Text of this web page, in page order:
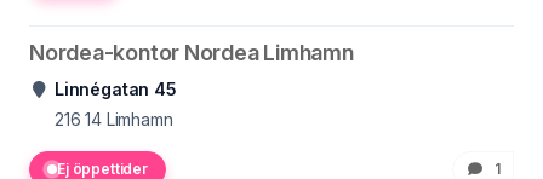
Nordea-kontor Nordea Limhamn
Linnégatan 45
216 14 Limhamn
Ej öppettider 1